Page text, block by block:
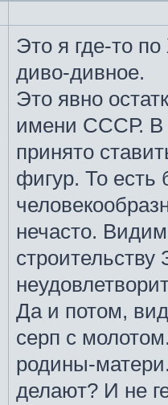
Это я где-то
диво-дивное.
Это явно
имени СССР. В
принято
фигур. То есть
нечасто.
строительству
Да и потом,
серп с
родины-
делают? И не